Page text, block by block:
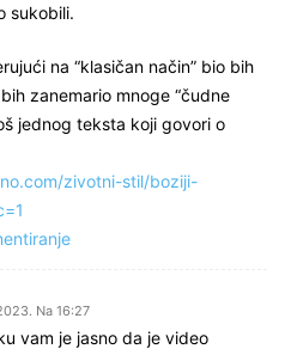
sukobili.
na “klasičan način” bio bih
zanemario mnoge “čudne
jednog teksta koji govori o
zivotni-stil/boziji-
Na 16:27
vam je jasno da je video